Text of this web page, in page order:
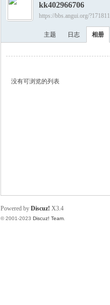
›
kk402966706
https://bbs.angui.org/?171811
主题 日志 相册
没有可浏览的列表
Powered by Discuz! X3.4
© 2001-2023 Discuz! Team